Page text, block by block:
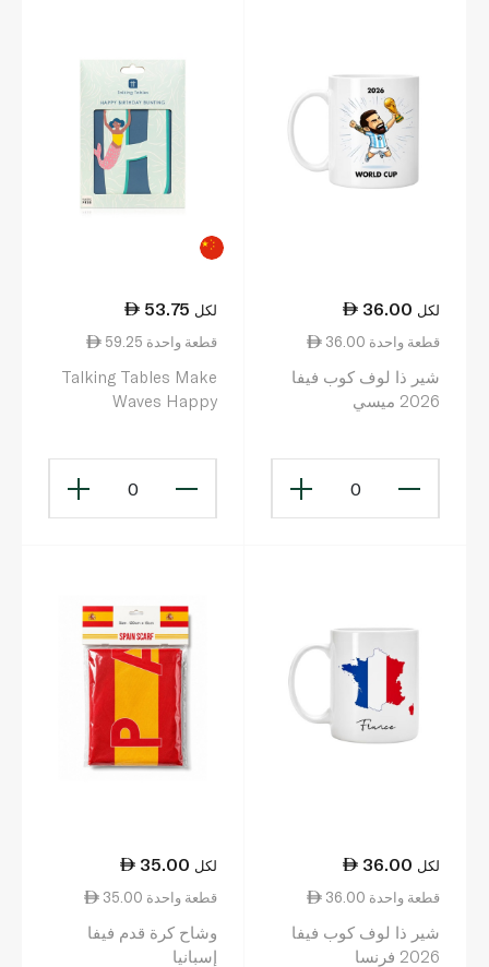
36.00 لكل
36.00 قطعة واحدة
شير ذا لوف كوب فيفا
2026 ميسي
0
53.75 لكل
59.25 قطعة واحدة
Talking Tables Make
Waves Happy
0
36.00 لكل
36.00 قطعة واحدة
شير ذا لوف كوب فيفا
2026 فرنسا
35.00 لكل
35.00 قطعة واحدة
وشاح كرة قدم فيفا
إسبانيا